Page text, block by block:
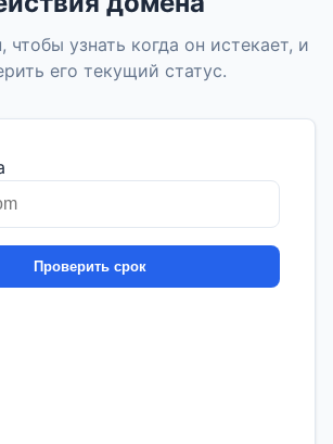
чтобы узнать когда он истекает, и
его текущий статус.
Проверить срок